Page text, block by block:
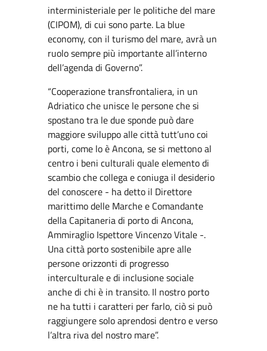
interministeriale per le politiche del mare
(CIPOM), di cui sono parte. La blue
economy, con il turismo del mare, avrà un
ruolo sempre più importante all’interno
dell’agenda di Governo”.
“Cooperazione transfrontaliera, in un
Adriatico che unisce le persone che si
spostano tra le due sponde può dare
maggiore sviluppo alle città tutt’uno coi
porti, come lo è Ancona, se si mettono al
centro i beni culturali quale elemento di
scambio che collega e coniuga il desiderio
del conoscere - ha detto il Direttore
marittimo delle Marche e Comandante
della Capitaneria di porto di Ancona,
Ammiraglio Ispettore Vincenzo Vitale -.
Una città porto sostenibile apre alle
persone orizzonti di progresso
interculturale e di inclusione sociale
anche di chi è in transito. Il nostro porto
ne ha tutti i caratteri per farlo, ciò si può
raggiungere solo aprendosi dentro e verso
l’altra riva del nostro mare”.